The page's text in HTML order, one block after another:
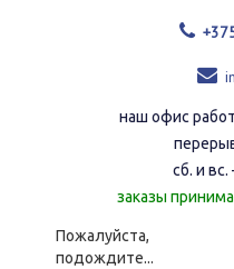
наш офис
сб. и
заказы
Пожалуйста,
подождите...